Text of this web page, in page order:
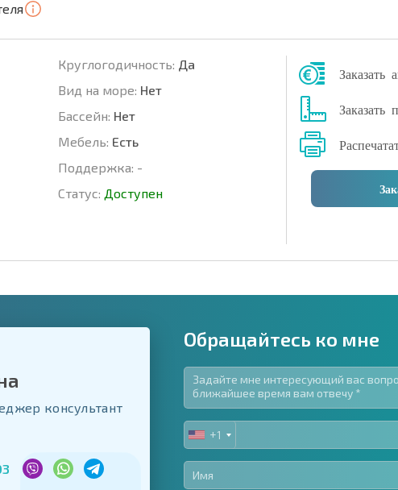
Круглогодичность: Да
Вид на море: Нет
Басcейн: Нет
Мебель: Есть
Поддержка: -
Статус: Доступен
Заказать
Заказать
Подписаться на рассылку | Нажимая кнопку, вы
использование своих данных.
консультант
Обращайтесь ко мне
UNITED
STATES
+1
+1